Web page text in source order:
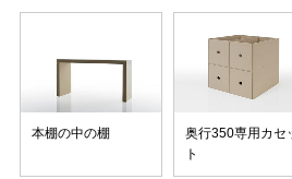
本棚の中の棚
奥行350専用カセ
ト